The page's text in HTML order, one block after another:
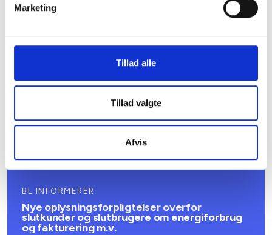
Marketing
Tillad alle
Tillad valgte
Afvis
Højesteret afviser etablering af ladeboks
BL INFORMERER
Nye oplysningsforpligtelser overfor
slutkunder og slutbrugere om energiforbrug
og fakturering m.v.